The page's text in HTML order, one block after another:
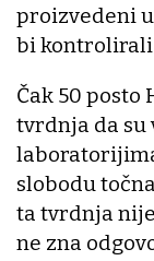
proizvedeni
bi kontrolirali
Čak 50 posto
tvrdnja da
slobodu
ta tvrdnja
ne zna